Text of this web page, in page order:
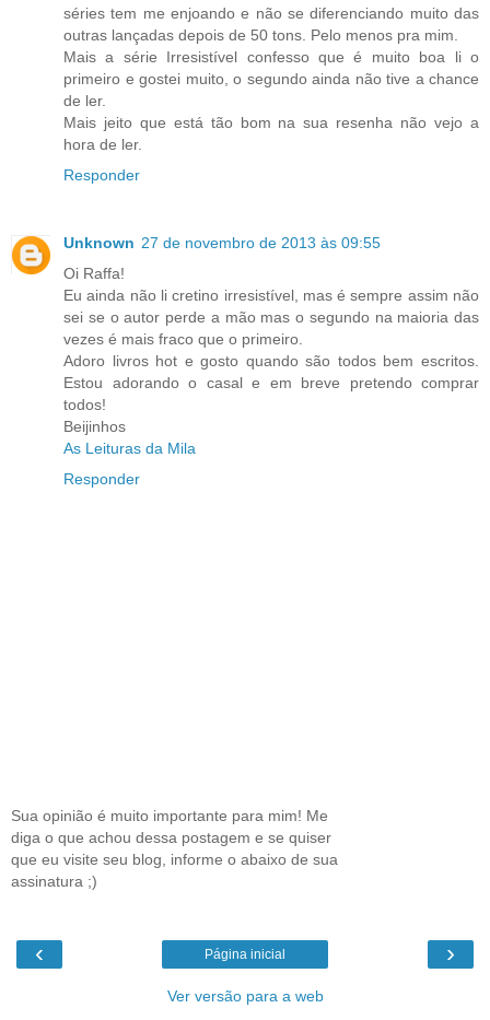
séries tem me enjoando e não se diferenciando muito das
outras lançadas depois de 50 tons. Pelo menos pra mim.
Mais a série Irresistível confesso que é muito boa li o
primeiro e gostei muito, o segundo ainda não tive a chance
de ler.
Mais jeito que está tão bom na sua resenha não vejo a
hora de ler.
Responder
Unknown 27 de novembro de 2013 às 09:55
Oi Raffa!
Eu ainda não li cretino irresistível, mas é sempre assim não
sei se o autor perde a mão mas o segundo na maioria das
vezes é mais fraco que o primeiro.
Adoro livros hot e gosto quando são todos bem escritos.
Estou adorando o casal e em breve pretendo comprar
todos!
Beijinhos
As Leituras da Mila
Responder
Sua opinião é muito importante para mim! Me
diga o que achou dessa postagem e se quiser
que eu visite seu blog, informe o abaixo de sua
assinatura ;)
‹ ›
Página inicial
Ver versão para a web